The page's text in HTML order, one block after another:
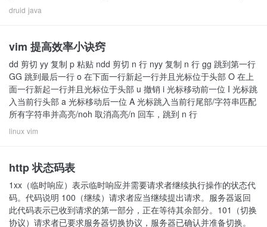
druid java
vim 提高效率小诀窍
dd 剪切 yy 复制 p 粘贴 ndd 剪切 n 行 nyy 复制 n 行 gg 跳到第一行
GG 跳到最后一行 o 在下面一行新起一行并且光标位于头部 O 在上
面一行新起一行并且光标位于头部 u 撤销 i 光标移动前一位 I 光标跳
入当前行头部 a 光标移动后一位 A 光标跳入当前行尾部/字符串匹配
所有字符串并高亮/noh 取消高亮/n 回车，跳到 n 行
linux vim
http 状态码表
1xx（临时响应）表示临时响应并需要请求者继续执行操作的状态代
码。代码说明 100（继续）请求者应当继续提出请求。服务器返回
此代码表示已收到请求的第一部分，正在等待其余部分。101（切换
协议）请求者已要求服务器切换协议，服务器已确认并准备切换。